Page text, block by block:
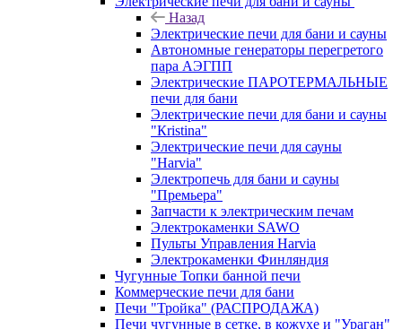
Назад
Электрические печи для бани и сауны
Автономные генераторы перегретого
пара АЭГПП
Электрические ПАРОТЕРМАЛЬНЫЕ
печи для бани
Электрические печи для бани и сауны
"Кristina"
Электрические печи для сауны
"Harvia"
Электропечь для бани и сауны
"Премьера"
Запчасти к электрическим печам
Электрокаменки SAWO
Пульты Управления Harvia
Электрокаменки Финляндия
Чугунные Топки банной печи
Коммерческие печи для бани
Печи "Тройка" (РАСПРОДАЖА)
Печи чугунные в сетке, в кожухе и "Ураган"